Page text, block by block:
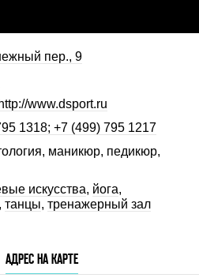
пер., 9
http://www.dsport.ru
1318; +7 (499) 795 1217
маникюр, педикюр,
искусства, йога,
, танцы, тренажерный зал
АДРЕС НА КАРТЕ